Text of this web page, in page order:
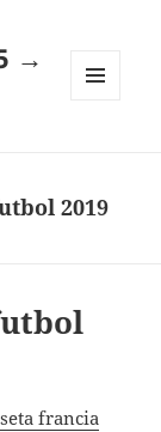
→
2019
francia